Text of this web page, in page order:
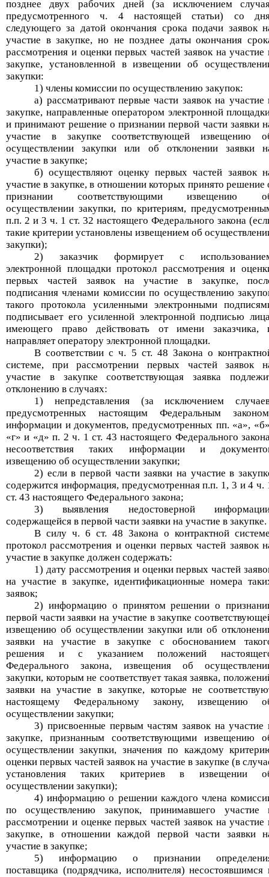
позднее двух рабочих дней (за исключением
предусмотренного ч. 4 настоящей статьи) со
следующего за датой окончания срока подачи заявок
участие в закупке, но не позднее даты окончания
рассмотрения и оценки первых частей заявок на участие
закупке, установленной в извещении об
закупки:
1) члены комиссии по осуществлению закупок:
а) рассматривают первые части заявок на участие
закупке, направленные оператором электронной
и принимают решение о признании первой части заявки
участие в закупке соответствующей извещению
осуществлении закупки или об отклонении заявки
участие в закупке;
б) осуществляют оценку первых частей заявок
участие в закупке, в отношении которых принято решение
признании соответствующими извещению
осуществлении закупки, по критериям,
п.п. 2 и 3 ч. 1 ст. 32 настоящего Федерального закона
такие критерии установлены извещением об
закупки);
2) заказчик формирует с
электронной площадки протокол рассмотрения и
первых частей заявок на участие в закупке,
подписания членами комиссии по осуществлению
такого протокола усиленными электронными
подписывает его усиленной электронной подписью
имеющего право действовать от имени заказчика,
направляет оператору электронной площадки.
В соответствии с ч. 5 ст. 48 Закона о
системе, при рассмотрении первых частей заявок
участие в закупке соответствующая заявка
отклонению в случаях:
1) непредставления (за исключением
предусмотренных настоящим Федеральным
информации и документов, предусмотренных пп. «а», «б
«г» и «д» п. 2 ч. 1 ст. 43 настоящего Федерального
несоответствия таких информации и
извещению об осуществлении закупки;
2) если в первой части заявки на участие в
содержится информация, предусмотреннаяп.п. 1, 3 и 4 ч.
ст. 43 настоящего Федерального закона;
3) выявления недостоверной
содержащейся в первой части заявки на участие в закупке.
В силу ч. 6 ст. 48 Закона о контрактной
протокол рассмотрения и оценки первых частей заявок
участие в закупке должен содержать:
1) дату рассмотрения и оценки первых частей
на участие в закупке, идентификационные номера
заявок;
2) информацию о принятом решении о
первой части заявки на участие в закупке
извещению об осуществлении закупки или об
заявки на участие в закупке с обоснованием
решения и с указанием положений
Федерального закона, извещения об
закупки, которым не соответствует такая заявка,
заявки на участие в закупке, которые не
настоящему Федеральному закону, извещению
осуществлении закупки;
3) присвоенные первым частям заявок на участие
закупке, признанным соответствующими извещению
осуществлении закупки, значения по каждому
оценки первых частей заявок на участие в закупке (в
установления таких критериев в извещении
осуществлении закупки);
4) информацию о решении каждого члена
по осуществлению закупок, принимавшего участие
рассмотрении и оценке первых частей заявок на участие
закупке, в отношении каждой первой части заявки
участие в закупке;
5) информацию о признании
поставщика (подрядчика, исполнителя) несостоявшимся